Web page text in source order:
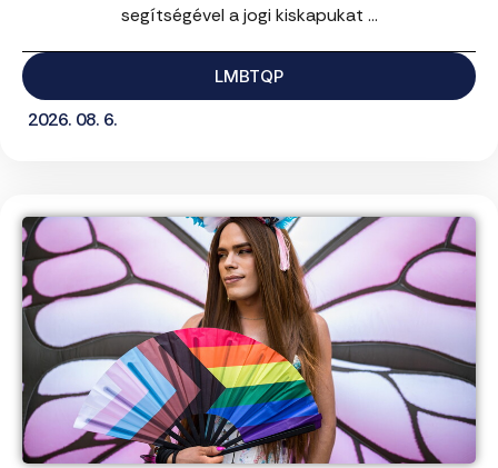
segítségével a jogi kiskapukat ...
LMBTQP
2026. 08. 6.